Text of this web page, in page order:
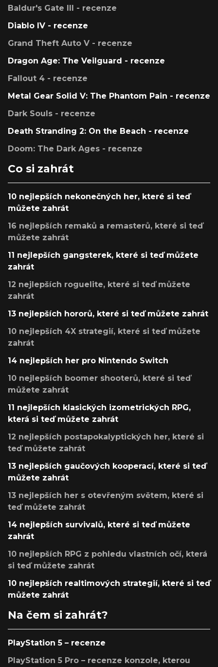
Baldur's Gate III - recenze
Diablo IV - recenze
Grand Theft Auto V - recenze
Dragon Age: The Veilguard - recenze
Fallout 4 - recenze
Metal Gear Solid V: The Phantom Pain - recenze
Dark Souls - recenze
Death Stranding 2: On the Beach - recenze
Doom: The Dark Ages - recenze
Co si zahrát
10 nejlepších nekonečných her, které si teď
můžete zahrát
16 nejlepších remaků a remasterů, které si teď
můžete zahrát
11 nejlepších gangsterek, které si teď můžete
zahrát
12 nejlepších roguelite, které si teď můžete
zahrát
13 nejlepších hororů, které si teď můžete zahrát
10 nejlepších 4X strategií, které si teď můžete
zahrát
14 nejlepších her pro Nintendo Switch
10 nejlepších boomer shooterů, které si teď
můžete zahrát
11 nejlepších klasických izometrických RPG,
která si teď můžete zahrát
12 nejlepších postapokalyptických her, které si
teď můžete zahrát
13 nejlepších gaučových kooperací, které si teď
můžete zahrát
13 nejlepších her s otevřeným světem, které si
teď můžete zahrát
14 nejlepších survivalů, které si teď můžete
zahrát
10 nejlepších RPG z pohledu vlastních očí, která
si teď můžete zahrát
10 nejlepších realtimových strategií, které si teď
můžete zahrát
Na čem si zahrát?
PlayStation 5 – recenze
PlayStation 5 Pro – recenze konzole, kterou